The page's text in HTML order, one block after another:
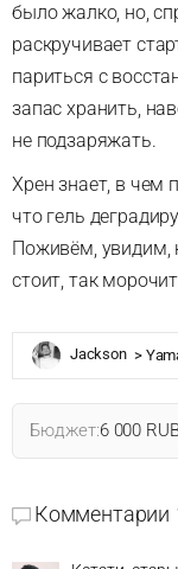
было жалко, но,
раскручивает
париться с
запас хранить,
не подзаряжать.
Хрен знает, в чем
что гель
Поживём, увидим,
стоит, так
Jackson >
Бюджет:6 000
Комментарии